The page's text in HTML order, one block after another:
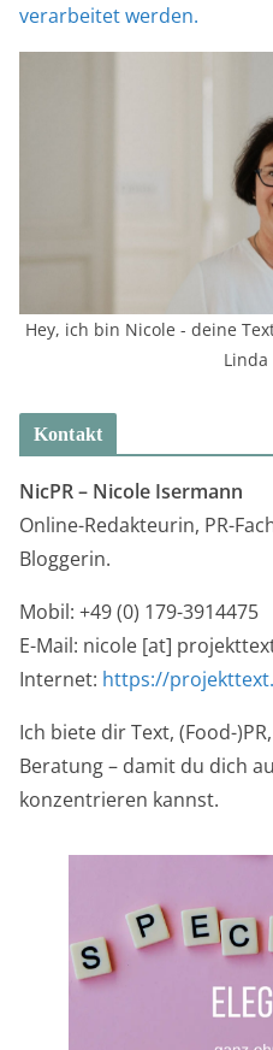
verarbeitet werden.
Hey, ich bin Nicole - deine
Linda
Kontakt
NicPR – Nicole Isermann
Online-Redakteurin, PR-
Bloggerin.
Mobil: +49 (0) 179-3914475
E-Mail: nicole [at]
Internet: https://
Ich biete dir Text, (Food-
Beratung – damit du dich
konzentrieren kannst.